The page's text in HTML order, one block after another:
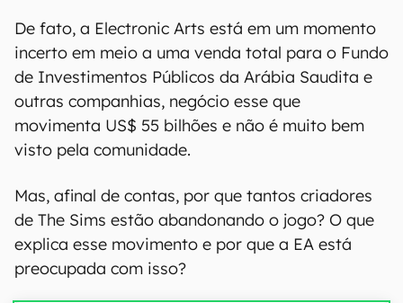
De fato, a Electronic Arts está em um momento
incerto em meio a uma venda total para o Fundo
de Investimentos Públicos da Arábia Saudita e
outras companhias, negócio esse que
movimenta US$ 55 bilhões e não é muito bem
visto pela comunidade.
Mas, afinal de contas, por que tantos criadores
de The Sims estão abandonando o jogo? O que
explica esse movimento e por que a EA está
preocupada com isso?